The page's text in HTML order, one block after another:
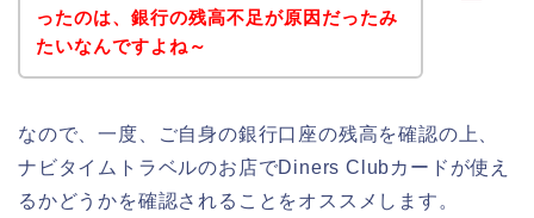
ったのは、銀行の残高不足が原因だったみ
たいなんですよね～
なので、一度、ご自身の銀行口座の残高を確認の上、
ナビタイムトラベルのお店でDiners Clubカードが使え
るかどうかを確認されることをオススメします。